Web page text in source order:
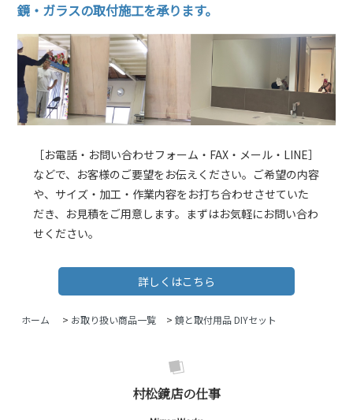
鏡・ガラスの取付施工を承ります。
［お電話・お問い合わせフォーム・FAX・メール・LINE］
などで、お客様のご要望をお伝えください。ご希望の内容
や、サイズ・加工・作業内容をお打ち合わせさせていた
だき、お見積をご用意します。まずはお気軽にお問い合わ
せください。
詳しくはこちら
ホーム > お取り扱い商品一覧 >鏡と取付用品 DIYセット
村松鏡店の仕事